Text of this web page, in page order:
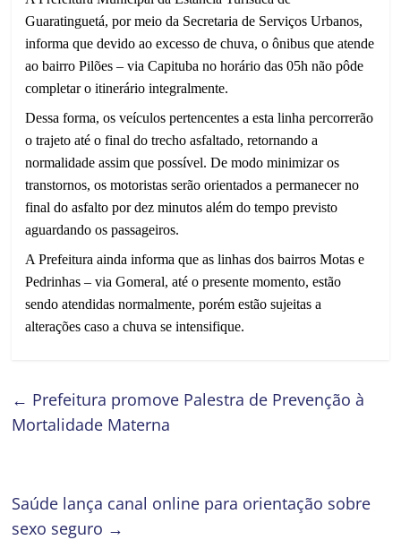
Guaratinguetá, por meio da Secretaria de Serviços Urbanos,
informa que devido ao excesso de chuva, o ônibus que atende
ao bairro Pilões – via Capituba no horário das 05h não pôde
completar o itinerário integralmente.
Dessa forma, os veículos pertencentes a esta linha percorrerão
o trajeto até o final do trecho asfaltado, retornando a
normalidade assim que possível. De modo minimizar os
transtornos, os motoristas serão orientados a permanecer no
final do asfalto por dez minutos além do tempo previsto
aguardando os passageiros.
A Prefeitura ainda informa que as linhas dos bairros Motas e
Pedrinhas – via Gomeral, até o presente momento, estão
sendo atendidas normalmente, porém estão sujeitas a
alterações caso a chuva se intensifique.
← Prefeitura promove Palestra de Prevenção à
Mortalidade Materna
Saúde lança canal online para orientação sobre
sexo seguro →